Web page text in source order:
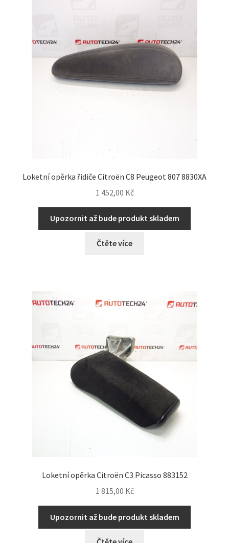
Loketní opěrka řidiče Citroën C8 Peugeot 807 8830XA
1 452,00 Kč
Upozornit až bude produkt skladem
Čtěte více
Loketní opěrka Citroën C3 Picasso 883152
1 815,00 Kč
Upozornit až bude produkt skladem